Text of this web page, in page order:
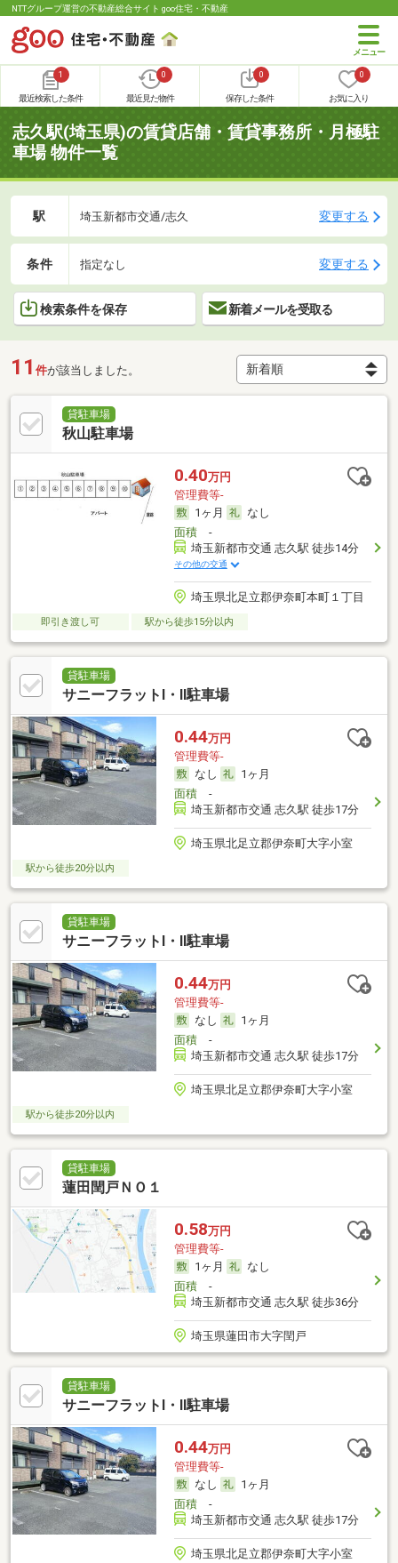
NTTグループ運営の不動産総合サイト goo住宅・不動産
1
最近検索した条件
0
最近見た物件
0
保存した条件
0
お気に入り
志久駅(埼玉県)の賃貸店舗・賃貸事務所・月極駐
車場 物件一覧
駅 埼玉新都市交通/志久 変更する
条件 指定なし 変更する
検索条件を保存 新着メールを受取る
11 件が該当しました。
貸駐車場
秋山駐車場
0.40万円
管理費等-
1ヶ月
なし
面積-
埼玉新都市交通 志久駅 徒歩14分
その他の交通
埼玉県北足立郡伊奈町本町１丁目
即引き渡し可 駅から徒歩15分以内
貸駐車場
サニーフラットⅠ・Ⅱ駐車場
0.44万円
管理費等-
なし
1ヶ月
面積-
埼玉新都市交通 志久駅 徒歩17分
埼玉県北足立郡伊奈町大字小室
駅から徒歩20分以内
貸駐車場
サニーフラットⅠ・Ⅱ駐車場
0.44万円
管理費等-
なし
1ヶ月
面積-
埼玉新都市交通 志久駅 徒歩17分
埼玉県北足立郡伊奈町大字小室
駅から徒歩20分以内
貸駐車場
蓮田閏戸ＮＯ１
0.58万円
管理費等-
1ヶ月
なし
面積-
埼玉新都市交通 志久駅 徒歩36分
埼玉県蓮田市大字閏戸
貸駐車場
サニーフラットⅠ・Ⅱ駐車場
0.44万円
管理費等-
なし
1ヶ月
面積-
埼玉新都市交通 志久駅 徒歩17分
埼玉県北足立郡伊奈町大字小室